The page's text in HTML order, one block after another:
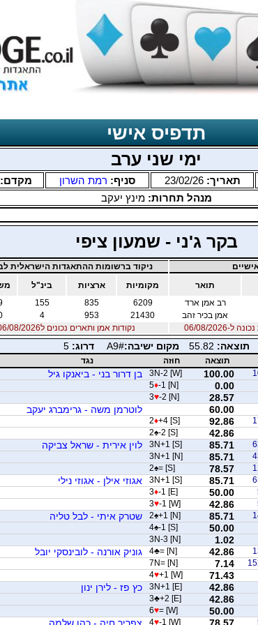
תדפיס אישי
ימי שני ערב
תאריך:23/02/26 סניף: רמת השרון
מנהל תחרות:מינץ יעקב
בקר ג'ני - שמעון ציפי
ניקוד ברשומות ההתאגדות הישראלית
תואר מקומיות ארציות בינ"ל
רב אמן ארד 6209
835
155
אמן בכיר זהב 21430
953
4
06/08/2026
נקודות אמן ותארים נכונים ל06/08/2026
תוצאה: 55.82 מקום ישיבה:A9# דרוג:5
תוצאה חוזה
נגד
100.00
3N-2 [W] בן דרור בני - ביאנקו גיל
0.00
5♦-1 [N]
28.57
3♥-2 [N]
60.00 לוטרמן משה - גרימברג יעקב
92.86
2♦+4 [S]
42.86
2♠-2 [S]
85.71
3N+1 [S] לוין אירית - שראל צביקה
85.71
3N+1 [N]
78.57
2♠= [S]
85.71
3N+1 [S] אגוזי אילן - אגוזי נילי
50.00
3♦-1 [E]
42.86
3♥-1 [W]
85.71
2♠+1 [N] שטרק איתי - לבל טליה
50.00
4♠-1 [S]
1.02
3N-3 [N]
42.86
4♣= [N] גוניק אורנה - לובינסקי יובל
7.14
7N= [N]
71.43
4♥+1 [W]
42.86
3N+1 [E] כץ פז - לירן ינון
42.86
3♣+2 [E]
50.00
6♥= [W]
78.57
4♥-1 [W] צפריר חיה - כהן שלמה